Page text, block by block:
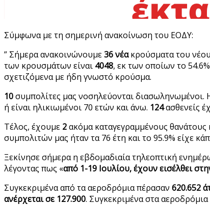
Σύμφωνα με τη σημερινή ανακοίνωση του ΕΟΔΥ:
” Σήμερα ανακοινώνουμε36 νέακρούσματα του
των κρουσμάτων είναι 4048, εκ των οποίων το
σχετιζόμενα με ήδη γνωστό κρούσμα.
10συμπολίτες μας νοσηλεύονται διασωληνωμένοι.
ή είναι ηλικιωμένοι 70 ετών και άνω. 124ασθενείς
Τέλος, έχουμε 2ακόμα καταγεγραμμένους θανάτους
συμπολιτών μας ήταν τα 76 έτη και το 95.9% είχε
Ξεκίνησε σήμερα η εβδομαδιαία τηλεοπτική
λέγοντας πως «από 1-19 Ιουλίου, έχουν εισέλθει
Συγκεκριμένα από τα αεροδρόμια πέρασαν 620.652
ανέρχεται σε 127.900. Συγκεκριμένα στα